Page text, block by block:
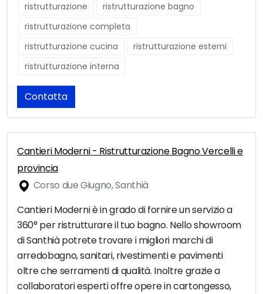
ristrutturazione
ristrutturazione bagno
ristrutturazione completa
ristrutturazione cucina
ristrutturazione esterni
ristrutturazione interna
Contatta
Cantieri Moderni - Ristrutturazione Bagno Vercelli e
provincia
Corso due Giugno, Santhià
Cantieri Moderni è in grado di fornire un servizio a
360° per ristrutturare il tuo bagno. Nello showroom
di Santhià potrete trovare i migliori marchi di
arredobagno, sanitari, rivestimenti e pavimenti
oltre che serramenti di qualità. Inoltre grazie a
collaboratori esperti offre opere in cartongesso,